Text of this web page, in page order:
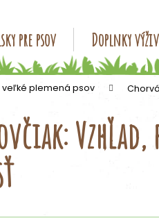
pre psov Doplnky
veľké plemená psov
Vzhľad,
nájsť?
HĽADAŤ